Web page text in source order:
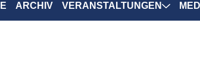
ARCHIV VERANSTALTUNGEN